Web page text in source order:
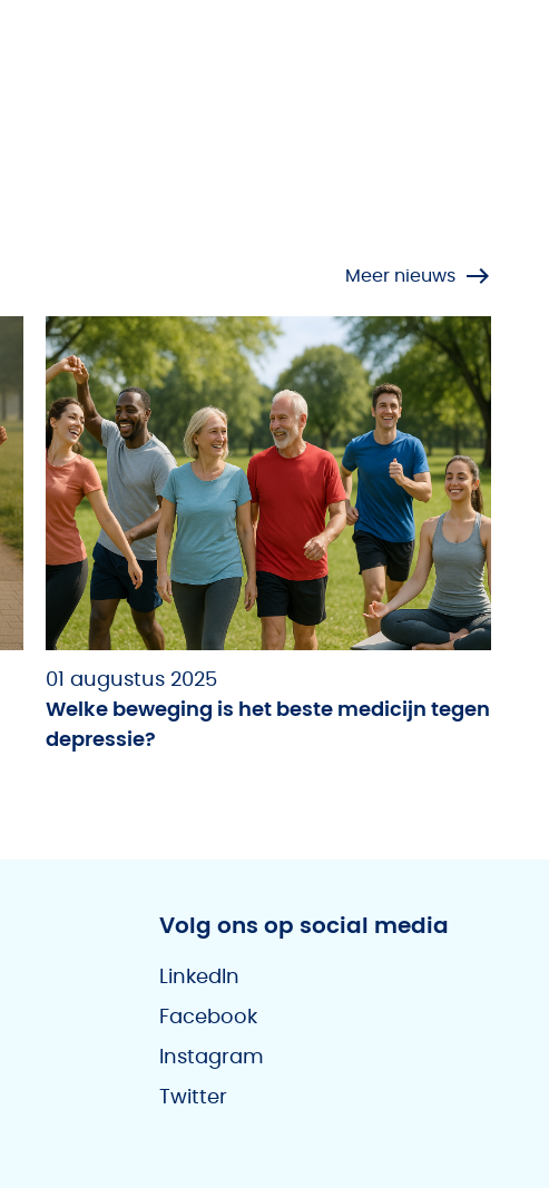
Meer nieuws
01 augustus 2025
Welke beweging is het beste medicijn tegen
depressie?
Volg ons op social media
LinkedIn
Facebook
Instagram
Twitter